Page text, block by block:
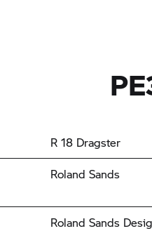
R 18 Dragster
Roland Sands
Roland Sands